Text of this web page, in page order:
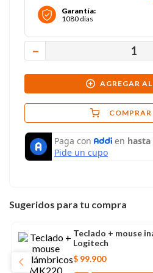
Garantía:
1080 días
－
AGREGAR
Sugeridos para tu compra
Teclado + mouse
Logitech
$ 99.900